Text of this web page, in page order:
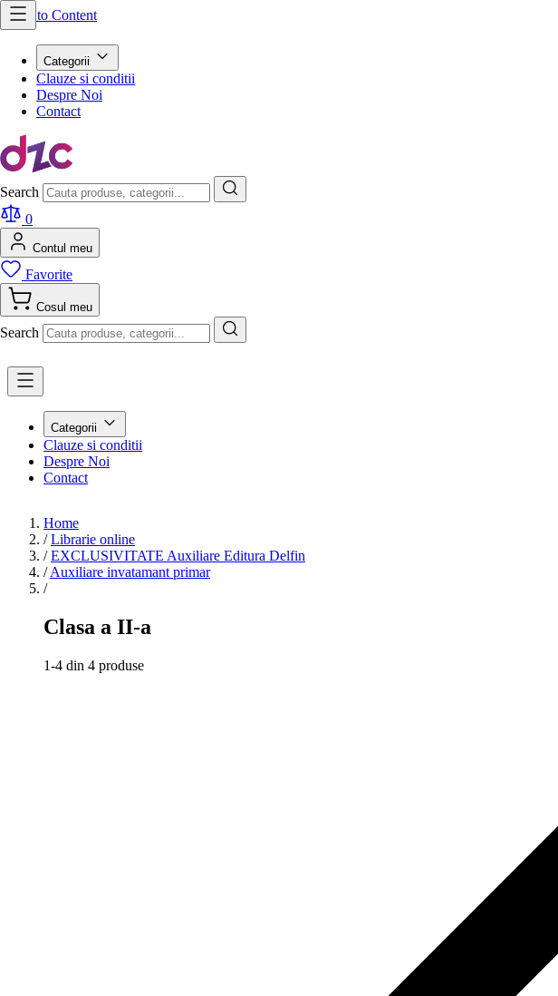
Skip to Content
Categorii
Clauze si conditii
Despre Noi
Contact
Search
0
Contul meu
Favorite
Cosul meu
Search
Categorii
Clauze si conditii
Despre Noi
Contact
Home
/ Librarie online
/ EXCLUSIVITATE Auxiliare Editura Delfin
/ Auxiliare invatamant primar
/
Clasa a II-a
1-4 din 4 produse